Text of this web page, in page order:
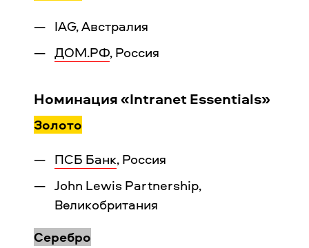
IAG, Австралия
ДОМ.РФ, Россия
Номинация «Intranet Essentials»
Золото
ПСБ Банк, Россия
John Lewis Partnership,
Великобритания
Серебро